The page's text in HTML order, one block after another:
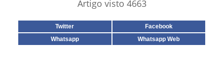
Artigo visto 4663
Twitter
Facebook
Whatsapp
Whatsapp Web